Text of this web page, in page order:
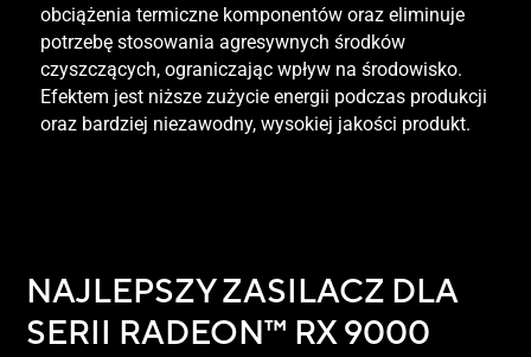
obciążenia termiczne komponentów oraz eliminuje
potrzebę stosowania agresywnych środków
czyszczących, ograniczając wpływ na środowisko.
Efektem jest niższe zużycie energii podczas produkcji
oraz bardziej niezawodny, wysokiej jakości produkt.
NAJLEPSZY ZASILACZ DLA
SERII RADEON™ RX 9000